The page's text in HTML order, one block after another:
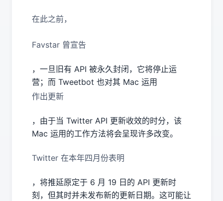
在此之前，
Favstar 曾宣告
，一旦旧有 API 被永久封闭，它将停止运
营；而 Tweetbot 也对其 Mac 运用
作出更新
，由于当 Twitter API 更新收效的时分，该
Mac 运用的工作方法将会呈现许多改变。
Twitter 在本年四月份表明
，将推延原定于 6 月 19 日的 API 更新时
刻，但其时并未发布新的更新日期。这可能让